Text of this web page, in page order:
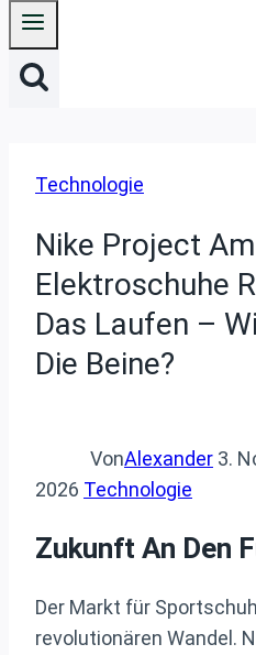
Technologie
Nike Project
Elektroschuhe
Das Laufen –
Die Beine?
VonAlexander 3.
2026 Technologie
Zukunft An Den
Der Markt für
revolutionären Wandel.